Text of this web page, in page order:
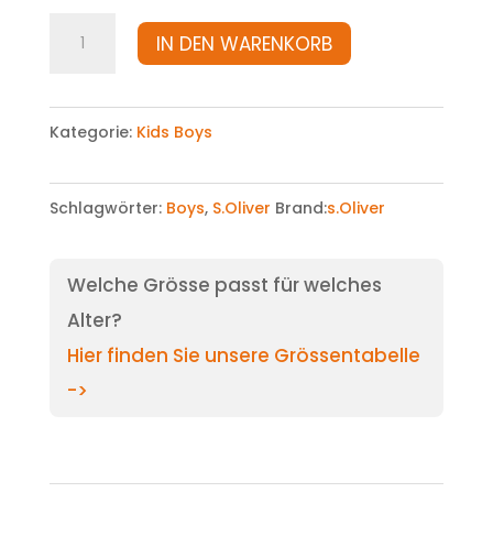
Gilet
IN DEN WARENKORB
Kategorie: Kids Boys
Schlagwörter: Boys, S.Oliver Brand:s.Oliver
Welche Grösse passt für welches
Alter?
Hier finden Sie unsere Grössentabelle
->